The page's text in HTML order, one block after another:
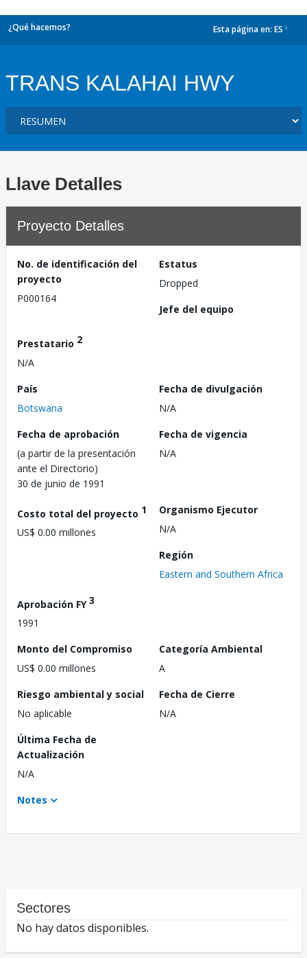
¿Qué hacemos? Esta página en: ES
TRANS KALAHAI HWY
Llave Detalles
Proyecto Detalles
No. de identificación del
proyecto
P000164
Estatus
Dropped
Jefe del equipo
Prestatario 2
N/A
País
Botswana
Fecha de divulgación
N/A
Fecha de aprobación
(a partir de la presentación
ante el Directorio)
30 de junio de 1991
Fecha de vigencia
N/A
Costo total del proyecto 1
US$ 0.00 millones
Organismo Ejecutor
N/A
Región
Eastern and Southern Africa
Aprobación FY3
1991
Monto del Compromiso
US$ 0.00 millones
Categoría Ambiental
A
Riesgo ambiental y social
No aplicable
Fecha de Cierre
N/A
Última Fecha de
Actualización
N/A
Notes
Sectores
No hay datos disponibles.